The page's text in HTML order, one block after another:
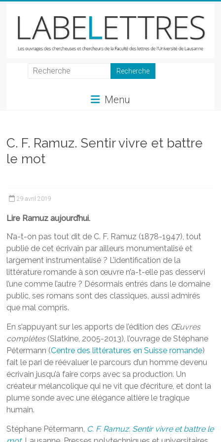
LabeLettres
et
chercheurs
de
des
Menu
C. F. Ramuz. Sentir vivre et battre
le mot
29 avril 2019
Lire Ramuz aujourd’hui.
N’a-t-on pas tout dit de C. F. Ramuz (1878-1947), tout
publié de cet écrivain par ailleurs monumentalisé et
largement instrumentalisé ? L’identification de la
littérature romande à son œuvre n’a-t-elle pas desservi
l’une comme l’autre ? Désormais entrés dans le domaine
public, ses romans sont des classiques, aussi admirés
que mal compris.
En s’appuyant sur les apports de l’édition des Œuvres
complètes(Slatkine, 2005-2013), l’ouvrage de Stéphane
Pétermann (Centre des littératures en Suisse romande)
fait le pari de réévaluer le parcours d’un homme devenu
écrivain jusqu’à faire corps avec sa production. Un
créateur mélancolique qui ne vit que d’écriture, et dont la
plume sonde avec une élégance altière le tragique
humain.
Stéphane Pétermann, C. F. Ramuz. Sentir vivre et battre le